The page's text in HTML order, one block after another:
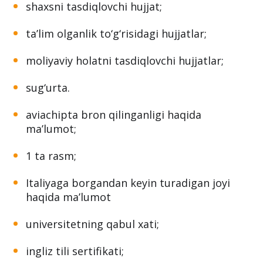
shaxsni tasdiqlovchi hujjat;
ta’lim olganlik to‘g‘risidagi hujjatlar;
moliyaviy holatni tasdiqlovchi hujjatlar;
sug‘urta.
aviachipta bron qilinganligi haqida
ma’lumot;
1 ta rasm;
Italiyaga borgandan keyin turadigan joyi
haqida ma’lumot
universitetning qabul xati;
ingliz tili sertifikati;